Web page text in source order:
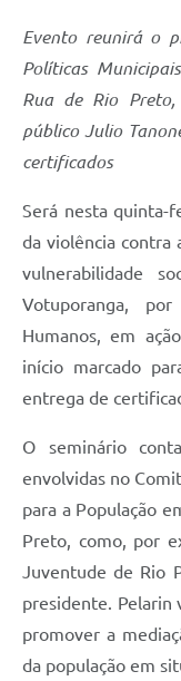
Evento reunirá o
Políticas
Rua de Rio
público Julio
certificados
Será nesta quinta-
da violência contra
vulnerabilidade
Votuporanga,
Humanos, em
início marcado
entrega de
O seminário
envolvidas no
para a População
Preto, como, por
Juventude de Rio
presidente. Pelarin
promover a
da população em